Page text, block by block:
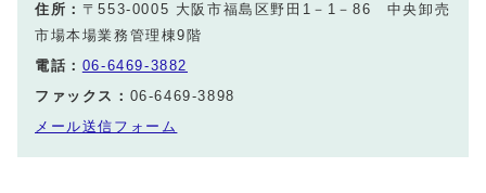
住所： 〒553-0005 大阪市福島区野田1－1－86 中央卸売
市場本場業務管理棟9階
電話： 06-6469-3882
ファックス： 06-6469-3898
メール送信フォーム